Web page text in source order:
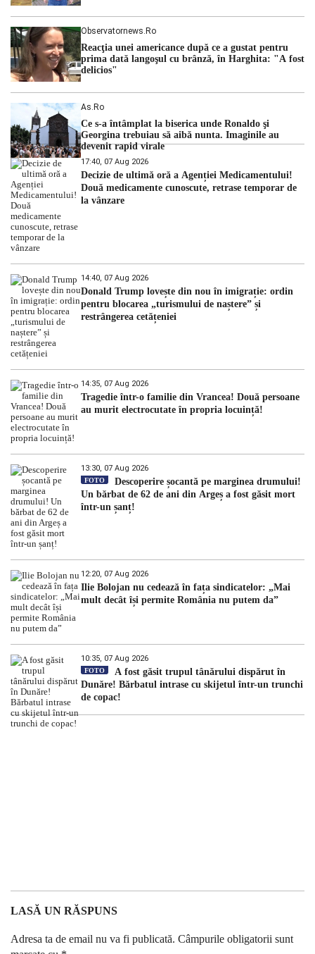
Observatornews.ro
Reacţia unei americance după ce a gustat pentru
prima dată langoşul cu brânză, în Harghita: "A fost
delicios"
As.ro
Ce s-a întâmplat la biserica unde Ronaldo şi
Georgina trebuiau să aibă nunta. Imaginile au
devenit rapid virale
17:40, 07 Aug 2026
Decizie de ultimă oră a Agenției Medicamentului!
Două medicamente cunoscute, retrase temporar de
la vânzare
14:40, 07 Aug 2026
Donald Trump lovește din nou în imigrație: ordin
pentru blocarea „turismului de naștere” și
restrângerea cetățeniei
14:35, 07 Aug 2026
Tragedie într-o familie din Vrancea! Două persoane
au murit electrocutate în propria locuință!
13:30, 07 Aug 2026
FOTO
Descoperire șocantă pe marginea drumului!
Un bărbat de 62 de ani din Argeș a fost găsit mort
într-un șanț!
12:20, 07 Aug 2026
Ilie Bolojan nu cedează în fața sindicatelor: „Mai
mult decât își permite România nu putem da”
10:35, 07 Aug 2026
FOTO
A fost găsit trupul tânărului dispărut în
Dunăre! Bărbatul intrase cu skijetul într-un trunchi
de copac!
LASĂ UN RĂSPUNS
Adresa ta de email nu va fi publicată. Câmpurile obligatorii sunt